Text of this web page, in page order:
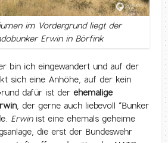
im Vordergrund liegt der
Erwin in Börfink
bin ich eingewandert und auf der
sich eine Anhöhe, auf der kein
dafür ist derehemalige
, der gerne auch liebevoll “Bunker
Erwinist eine ehemals geheime
die erst der Bundeswehr